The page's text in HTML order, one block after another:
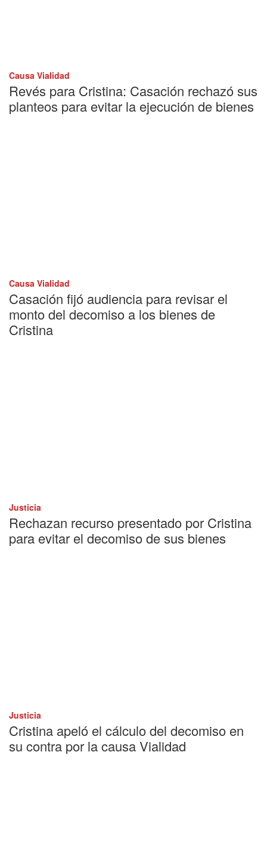
Causa Vialidad
Revés para Cristina: Casación rechazó sus
planteos para evitar la ejecución de bienes
Causa Vialidad
Casación fijó audiencia para revisar el
monto del decomiso a los bienes de
Cristina
Justicia
Rechazan recurso presentado por Cristina
para evitar el decomiso de sus bienes
Justicia
Cristina apeló el cálculo del decomiso en
su contra por la causa Vialidad